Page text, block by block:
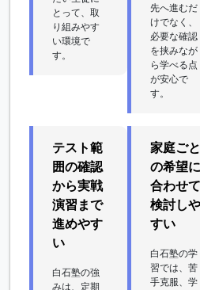
とって、取
り組みやす
い環境で
す。
先へ進むだ
けでなく、
必要な確認
を挟みなが
ら学べる点
が安心で
す。
テスト範
囲の確認
から実戦
演習まで
進めやす
い
白石塾の強
みは、定期
家庭ごと
の希望に
合わせて
検討しや
すい
白石塾の学
習では、苦
手克服、学